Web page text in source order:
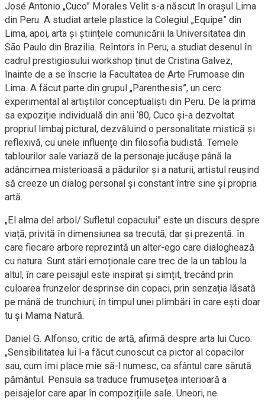
José Antonio „Cuco” Morales Velit s-a născut în orașul Lima
din Peru. A studiat artele plastice la Colegiul „Equipe” din
Lima, apoi, arta și științele comunicării la Universitatea din
São Paulo din Brazilia. Reîntors în Peru, a studiat desenul în
cadrul prestigiosului workshop ținut de Cristina Galvez,
înainte de a se înscrie la Facultatea de Arte Frumoase din
Lima. A făcut parte din grupul „Parenthesis”, un cerc
experimental al artiștilor conceptualiști din Peru. De la prima
sa expoziție individuală din anii ‘80, Cuco și-a dezvoltat
propriul limbaj pictural, dezvăluind o personalitate mistică și
reflexivă, cu unele influențe din filosofia budistă. Temele
tablourilor sale variază de la personaje jucăușe până la
adâncimea misterioasă a pădurilor și a naturii, artistul reușind
să creeze un dialog personal și constant între sine și propria
artă.
„El alma del arbol/ Sufletul copacului” este un discurs despre
viață, privită în dimensiunea sa trecută, dar și prezentă. în
care fiecare arbore reprezintă un alter-ego care dialoghează
cu natura. Sunt stări emoționale care trec de la un tablou la
altul, în care peisajul este inspirat și simțit, trecând prin
culoarea frunzelor desprinse din copaci, prin senzația lăsată
pe mână de trunchiuri, în timpul unei plimbări în care ești doar
tu și Mama Natură.
Daniel G. Alfonso, critic de artă, afirmă despre arta lui Cuco:
„Sensibilitatea lui l-a făcut cunoscut ca pictor al copacilor
sau, cum îmi place mie să-l numesc, ca sfântul care sărută
pământul. Pensula sa traduce frumusețea interioară a
peisajelor care apar în compozițiile sale. Uneori, ne